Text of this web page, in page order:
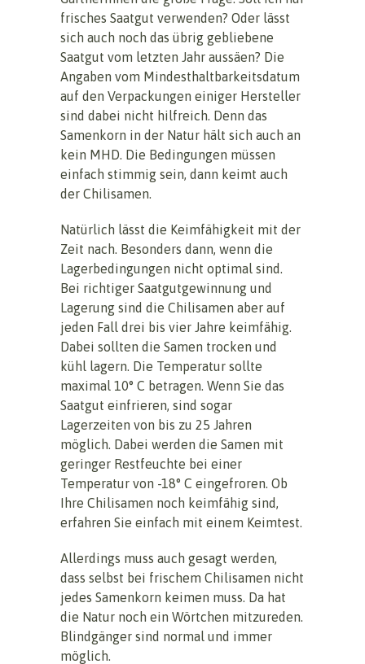
frisches Saatgut verwenden? Oder lässt
sich auch noch das übrig gebliebene
Saatgut vom letzten Jahr aussäen? Die
Angaben vom Mindesthaltbarkeitsdatum
auf den Verpackungen einiger Hersteller
sind dabei nicht hilfreich. Denn das
Samenkorn in der Natur hält sich auch an
kein MHD. Die Bedingungen müssen
einfach stimmig sein, dann keimt auch
der Chilisamen.
Natürlich lässt die Keimfähigkeit mit der
Zeit nach. Besonders dann, wenn die
Lagerbedingungen nicht optimal sind.
Bei richtiger Saatgutgewinnung und
Lagerung sind die Chilisamen aber auf
jeden Fall drei bis vier Jahre keimfähig.
Dabei sollten die Samen trocken und
kühl lagern. Die Temperatur sollte
maximal 10° C betragen. Wenn Sie das
Saatgut einfrieren, sind sogar
Lagerzeiten von bis zu 25 Jahren
möglich. Dabei werden die Samen mit
geringer Restfeuchte bei einer
Temperatur von -18° C eingefroren. Ob
Ihre Chilisamen noch keimfähig sind,
erfahren Sie einfach mit einem Keimtest.
Allerdings muss auch gesagt werden,
dass selbst bei frischem Chilisamen nicht
jedes Samenkorn keimen muss. Da hat
die Natur noch ein Wörtchen mitzureden.
Blindgänger sind normal und immer
möglich.